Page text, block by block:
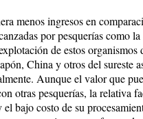
menos ingresos en
por pesquerías como
de estos organismos
China y otros del sureste
Aunque el valor que
otras pesquerías, la relativa
bajo costo de su